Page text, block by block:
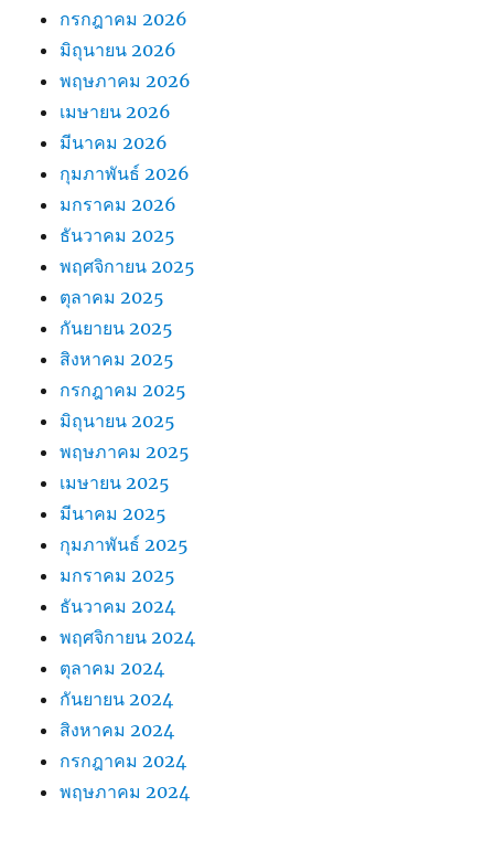
กรกฎาคม 2026
มิถุนายน 2026
พฤษภาคม 2026
เมษายน 2026
มีนาคม 2026
กุมภาพันธ์ 2026
มกราคม 2026
ธันวาคม 2025
พฤศจิกายน 2025
ตุลาคม 2025
กันยายน 2025
สิงหาคม 2025
กรกฎาคม 2025
มิถุนายน 2025
พฤษภาคม 2025
เมษายน 2025
มีนาคม 2025
กุมภาพันธ์ 2025
มกราคม 2025
ธันวาคม 2024
พฤศจิกายน 2024
ตุลาคม 2024
กันยายน 2024
สิงหาคม 2024
กรกฎาคม 2024
พฤษภาคม 2024